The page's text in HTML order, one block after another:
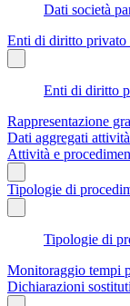
Dati società
Enti di diritto privato
Enti di diritto
Rappresentazione
Dati aggregati
Attività e
Tipologie di
Tipologie di
Monitoraggio tempi
Dichiarazioni